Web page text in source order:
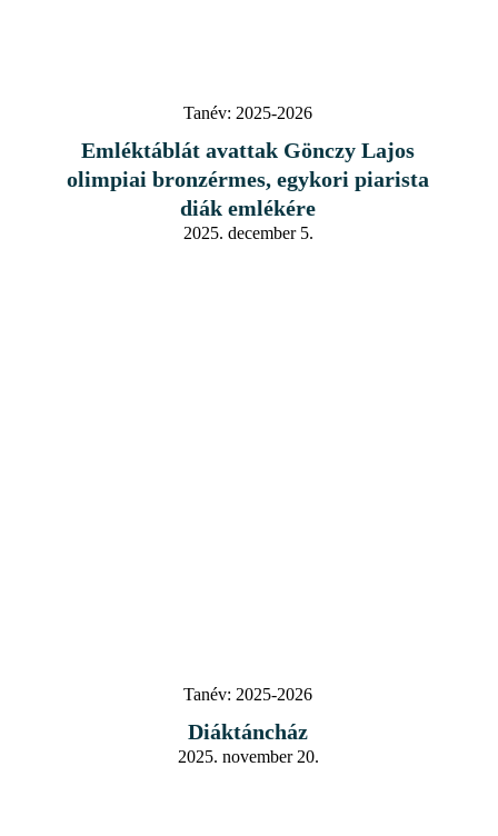
Tanév: 2025-2026
Emléktáblát avattak Gönczy Lajos
olimpiai bronzérmes, egykori piarista
diák emlékére
2025. december 5.
Tanév: 2025-2026
Diáktáncház
2025. november 20.